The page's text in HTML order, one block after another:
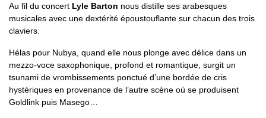
Au fil du concert Lyle Barton nous distille ses arabesques
musicales avec une dextérité époustouflante sur chacun des trois
claviers.
Hélas pour Nubya, quand elle nous plonge avec délice dans un
mezzo-voce saxophonique, profond et romantique, surgit un
tsunami de vrombissements ponctué d’une bordée de cris
hystériques en provenance de l’autre scène où se produisent
Goldlink puis Masego…